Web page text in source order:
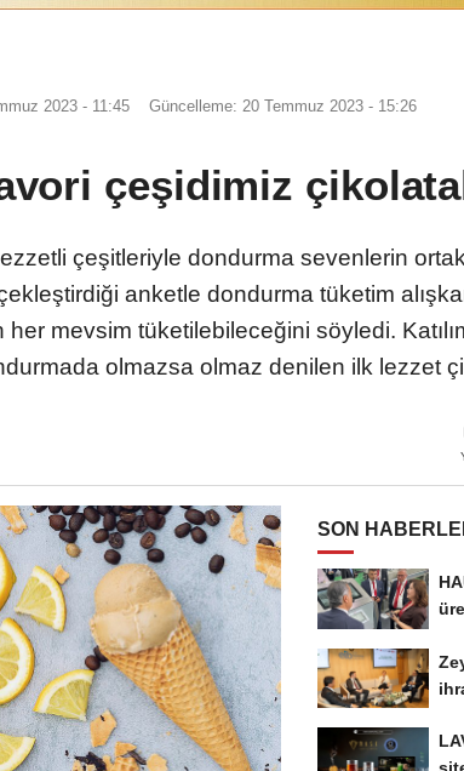
2023 - 11:45 Güncelleme: 20 Temmuz 2023 - 15:26
çeşidimiz
çeşitleriyle dondurma sevenlerin
anketle dondurma tüketim
mevsim tüketilebileceğini söyledi.
olmazsa olmaz denilen ilk lezzet
SON